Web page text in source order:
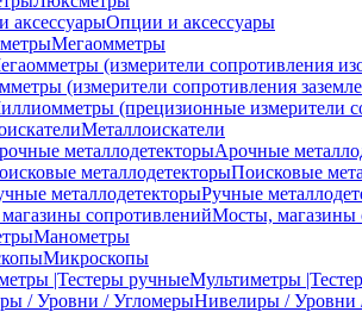
Опции и аксессуары
Мегаомметры
Металлоискатели
Арочные
Поисковые
Ручные
Мосты, магазины
Манометры
Микроскопы
Мультиметры
Нивелиры / Уровни